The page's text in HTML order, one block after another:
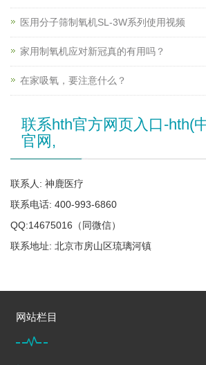
医用分子筛制氧机SL-3W系列使用视频
家用制氧机应对新冠真的有用吗？
在家吸氧，要注意什么？
联系hth官方网页入口-hth(
官网,
联系人: 神鹿医疗
联系电话: 400-993-6860
QQ:14675016（同微信）
联系地址: 北京市房山区琉璃河镇
网站栏目